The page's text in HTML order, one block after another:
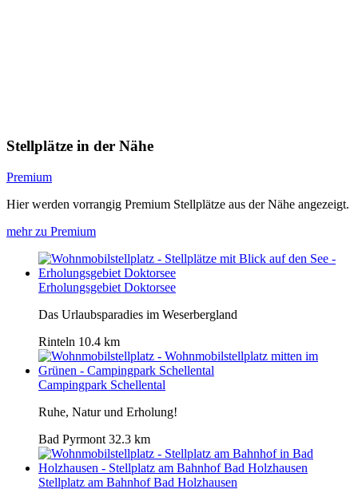
Stellplätze in der Nähe
Premium
Hier werden vorrangig Premium Stellplätze aus der Nähe angezeigt.
mehr zu Premium
Erholungsgebiet Doktorsee
Das Urlaubsparadies im Weserbergland
Rinteln 10.4 km
Campingpark Schellental
Ruhe, Natur und Erholung!
Bad Pyrmont 32.3 km
Stellplatz am Bahnhof Bad Holzhausen